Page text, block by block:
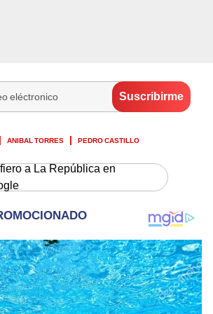
ANIBAL TORRES PEDRO CASTILLO
a La República en